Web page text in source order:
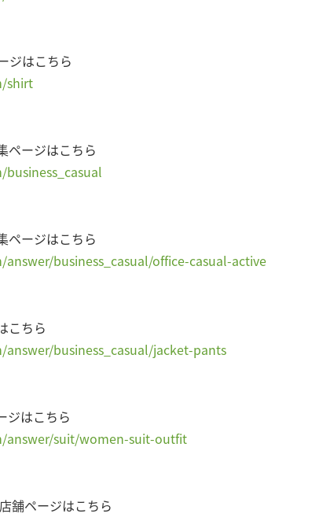
ジはこちら
shirt
ページはこちら
ページはこちら
business_casual/office-casual-active
こちら
business_casual/jacket-pants
ジはこちら
answer/suit/women-suit-outfit
舗ページはこちら